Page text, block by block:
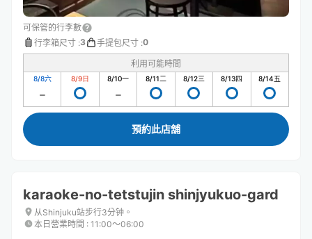
可保管的行李數
行李箱尺寸 :3 手提包尺寸 :0
利用可能時間
8/8六 8/9日 8/10一 8/11二 8/12三 8/13四 8/14五
預約此店舖
karaoke-no-tetstujin shinjyukuo-gard
从Shinjuku站步行3分钟。
本日營業時間 : 11:00〜06:00